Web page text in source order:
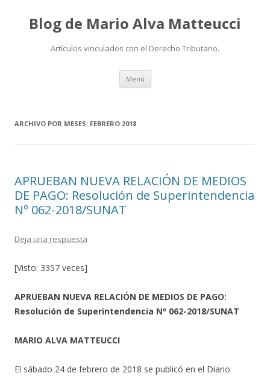
Blog de Mario Alva Matteucci
Artículos vinculados con el Derecho Tributario.
Menú Ir
contenido
ARCHIVO POR MESES: FEBRERO 2018
APRUEBAN NUEVA RELACIÓN DE MEDIOS
DE PAGO: Resolución de Superintendencia
Nº 062-2018/SUNAT
Deja una respuesta
[Visto: 3357 veces]
APRUEBAN NUEVA RELACIÓN DE MEDIOS DE PAGO:
Resolución de Superintendencia Nº 062-2018/SUNAT
MARIO ALVA MATTEUCCI
El sábado 24 de febrero de 2018 se publicó en el Diario